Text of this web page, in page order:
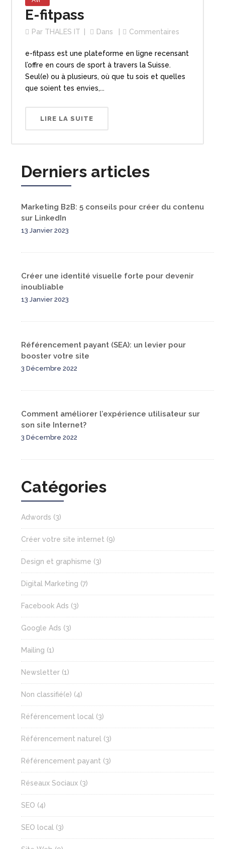
E-fitpass
Par THALES IT Dans Commentaires
e-fitpass est une plateforme en ligne recensant
l’offre en cours de sport à travers la Suisse.
Seul(e) ou à plusieurs, où que tu sois et quelles
que soient tes envies,...
LIRE LA SUITE
Derniers articles
Marketing B2B: 5 conseils pour créer du contenu
sur LinkedIn
13 Janvier 2023
Créer une identité visuelle forte pour devenir
inoubliable
13 Janvier 2023
Référencement payant (SEA): un levier pour
booster votre site
3 Décembre 2022
Comment améliorer l’expérience utilisateur sur
son site Internet?
3 Décembre 2022
Catégories
Adwords (3)
Créer votre site internet (9)
Design et graphisme (3)
Digital Marketing (7)
Facebook Ads (3)
Google Ads (3)
Mailing (1)
Newsletter (1)
Non classifié(e) (4)
Référencement local (3)
Référencement naturel (3)
Référencement payant (3)
Réseaux Sociaux (3)
SEO (4)
SEO local (3)